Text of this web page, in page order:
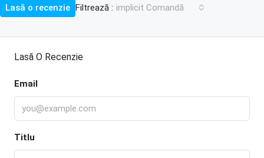
Filtrează : implicit Comandă
Lasă o recenzie
Lasă O Recenzie
Email
Titlu